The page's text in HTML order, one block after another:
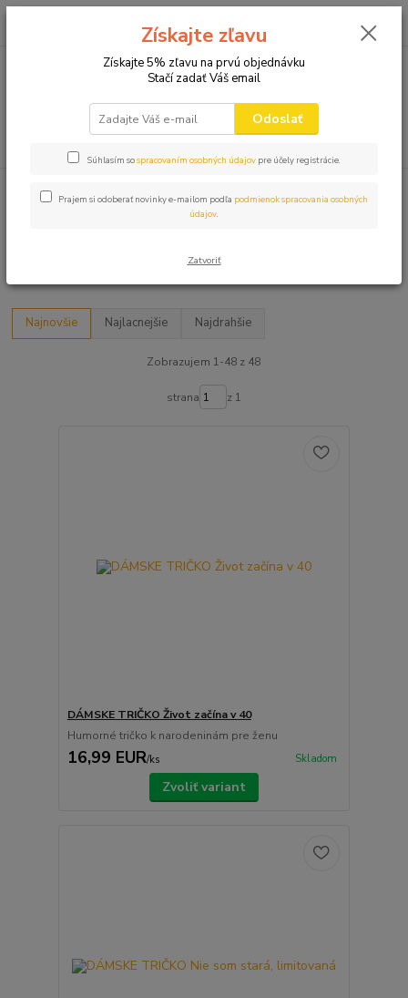
0,00 EUR
40 NARODENINY ↓45↓
Najnovšie Najlacnejšie Najdrahšie
Zobrazujem 1-48 z 48
strana z 1
DÁMSKE TRIČKO Život začína v 40
Humorné tričko k narodeninám pre ženu
16,99 EUR/ks Skladom
Zvoliť variant
Získajte zľavu
Získajte 5% zľavu na prvú objednávku
Stačí zadať Váš email
Odoslať
Súhlasím sospracovaním osobných údajov pre účely registrácie.
Prajem si odoberať novinky e-mailom podľa podmienok spracovania osobných
údajov.
Zatvoriť